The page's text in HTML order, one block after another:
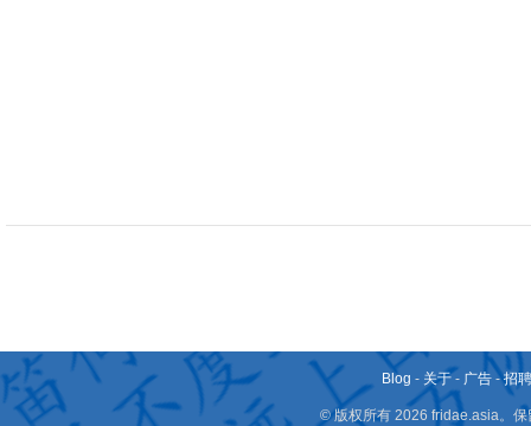
Blog - 关于 - 广告 -招
© 版权所有 2026 fridae.asia。